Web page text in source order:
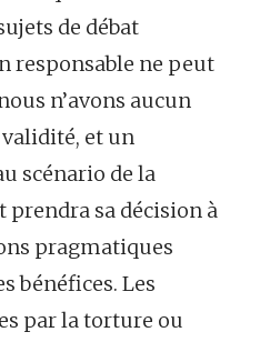
de débat
responsable ne peut
n’avons aucun
et un
scénario de la
sa décision à
pragmatiques
bénéfices. Les
par la torture ou